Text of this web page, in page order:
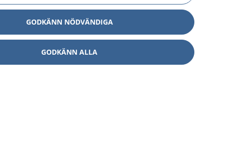
GODKÄNN NÖDVÄNDIGA
GODKÄNN ALLA